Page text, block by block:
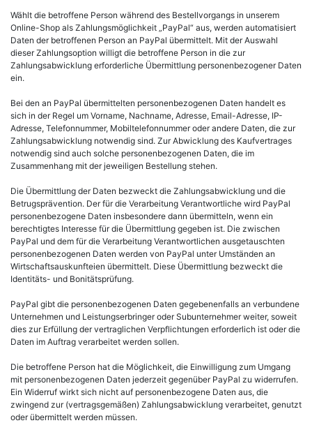
Wählt die betroffene Person während des Bestellvorgangs in unserem
Online-Shop als Zahlungsmöglichkeit „PayPal“ aus, werden automatisiert
Daten der betroffenen Person an PayPal übermittelt. Mit der Auswahl
dieser Zahlungsoption willigt die betroffene Person in die zur
Zahlungsabwicklung erforderliche Übermittlung personenbezogener Daten
ein.
Bei den an PayPal übermittelten personenbezogenen Daten handelt es
sich in der Regel um Vorname, Nachname, Adresse, Email-Adresse, IP-
Adresse, Telefonnummer, Mobiltelefonnummer oder andere Daten, die zur
Zahlungsabwicklung notwendig sind. Zur Abwicklung des Kaufvertrages
notwendig sind auch solche personenbezogenen Daten, die im
Zusammenhang mit der jeweiligen Bestellung stehen.
Die Übermittlung der Daten bezweckt die Zahlungsabwicklung und die
Betrugsprävention. Der für die Verarbeitung Verantwortliche wird PayPal
personenbezogene Daten insbesondere dann übermitteln, wenn ein
berechtigtes Interesse für die Übermittlung gegeben ist. Die zwischen
PayPal und dem für die Verarbeitung Verantwortlichen ausgetauschten
personenbezogenen Daten werden von PayPal unter Umständen an
Wirtschaftsauskunfteien übermittelt. Diese Übermittlung bezweckt die
Identitäts- und Bonitätsprüfung.
PayPal gibt die personenbezogenen Daten gegebenenfalls an verbundene
Unternehmen und Leistungserbringer oder Subunternehmer weiter, soweit
dies zur Erfüllung der vertraglichen Verpflichtungen erforderlich ist oder die
Daten im Auftrag verarbeitet werden sollen.
Die betroffene Person hat die Möglichkeit, die Einwilligung zum Umgang
mit personenbezogenen Daten jederzeit gegenüber PayPal zu widerrufen.
Ein Widerruf wirkt sich nicht auf personenbezogene Daten aus, die
zwingend zur (vertragsgemäßen) Zahlungsabwicklung verarbeitet, genutzt
oder übermittelt werden müssen.